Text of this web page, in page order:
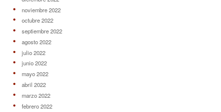
noviembre 2022
octubre 2022
septiembre 2022
agosto 2022
julio 2022
junio 2022
mayo 2022
abril 2022
marzo 2022
febrero 2022